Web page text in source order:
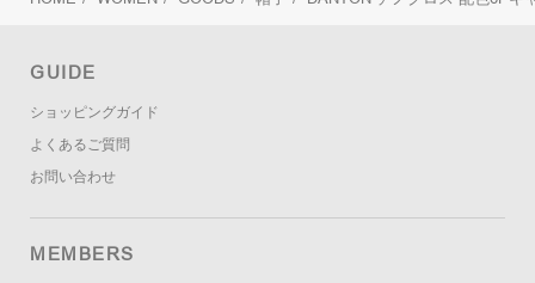
GUIDE
ショッピングガイド
よくあるご質問
お問い合わせ
MEMBERS